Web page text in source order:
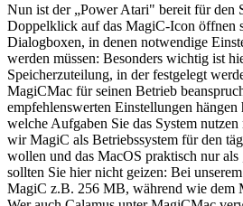
Nun ist der „Power Atari" bereit für den
Doppelklick auf das MagiC-Icon öffnen
Dialogboxen, in denen notwendige
werden müssen: Besonders wichtig ist
Speicherzuteilung, in der festgelegt
MagiCMac für seinen Betrieb
empfehlenswerten Einstellungen
welche Aufgaben Sie das System
wir MagiC als Betriebssystem für den
wollen und das MacOS praktisch nur
sollten Sie hier nicht geizen: Bei
MagiC z.B. 256 MB, während wie dem